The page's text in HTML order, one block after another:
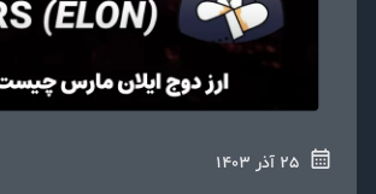
25 آذر 1403